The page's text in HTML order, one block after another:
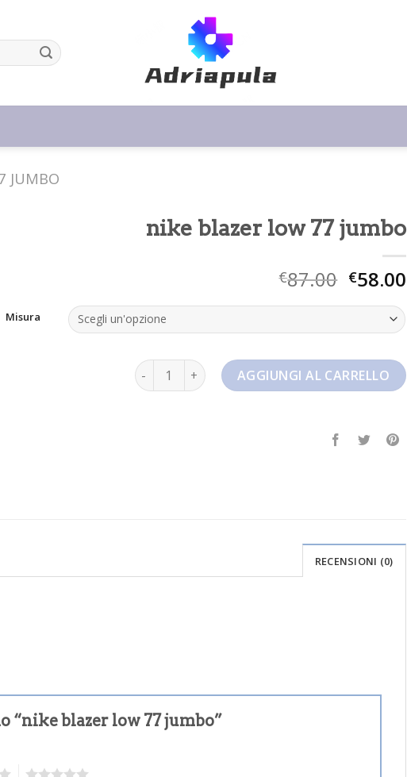
JUMBO
nike blazer low 77 jumbo
€87.00 €58.00
Misura
nike blazer low 77 jumbo quantità
AGGIUNGI AL CARRELLO
RECENSIONI (0)
“nike blazer low 77 jumbo”